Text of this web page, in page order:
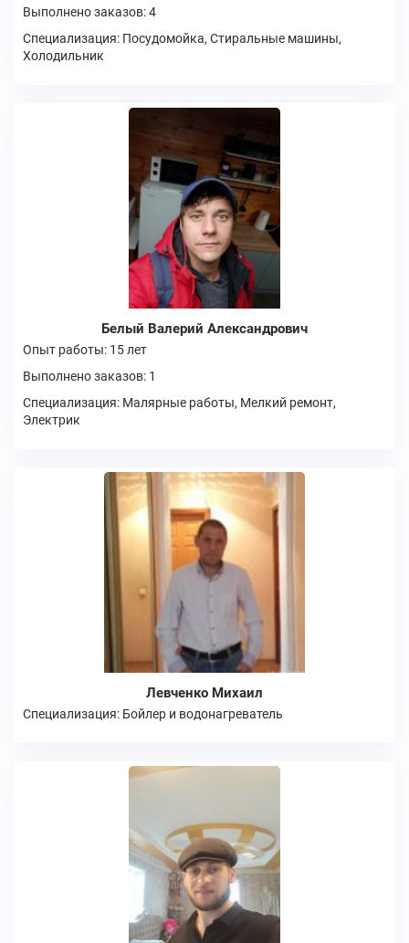
Выполнено заказов: 4
Специализация: Посудомойка, Стиральные машины,
Холодильник
Белый Валерий Александрович
Опыт работы: 15 лет
Выполнено заказов: 1
Специализация: Малярные работы, Мелкий ремонт,
Электрик
Левченко Михаил
Специализация: Бойлер и водонагреватель